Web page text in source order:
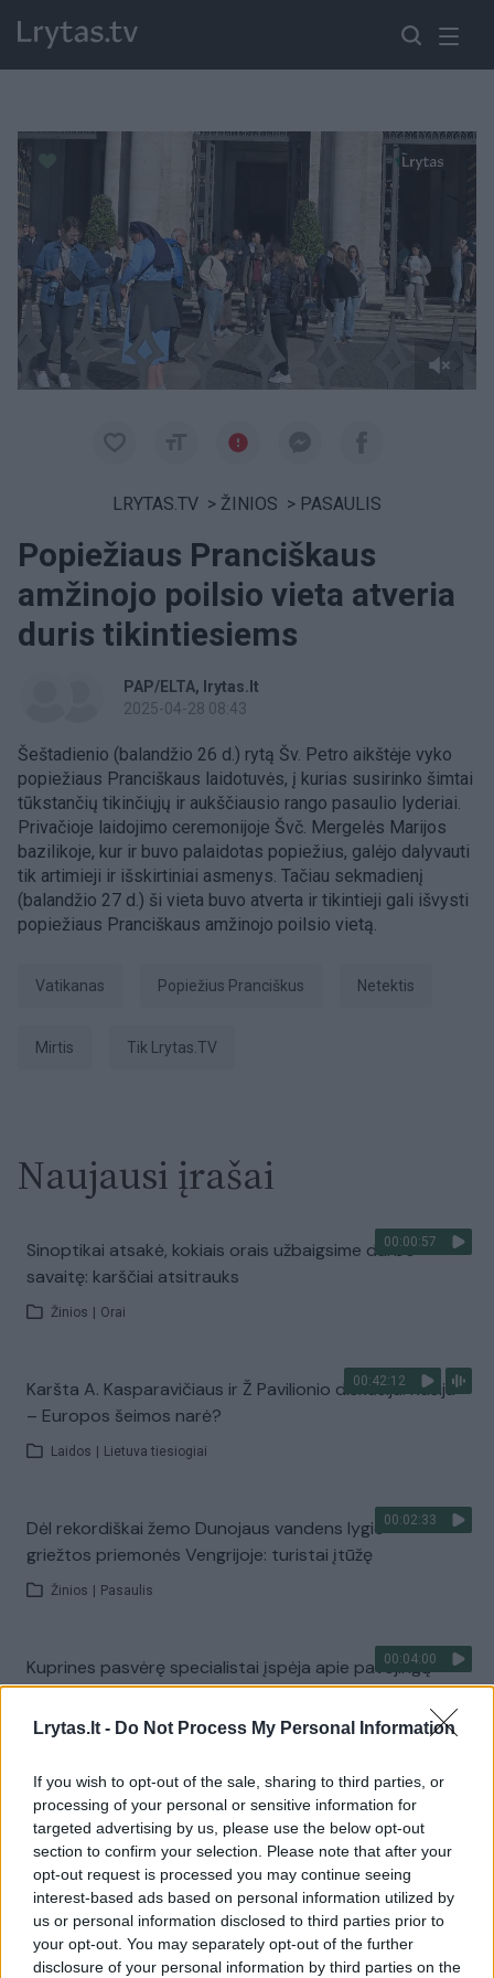
Lrytas.lt - Do Not Process My Personal Information
If you wish to opt-out of the sale, sharing to third parties, or
processing of your personal or sensitive information for
targeted advertising by us, please use the below opt-out
section to confirm your selection. Please note that after your
opt-out request is processed you may continue seeing
interest-based ads based on personal information utilized by
us or personal information disclosed to third parties prior to
your opt-out. You may separately opt-out of the further
disclosure of your personal information by third parties on the
LRYTAS.TV > ŽINIOS > PASAULIS
Popiežiaus Pranciškaus
amžinojo poilsio vieta atveria
duris tikintiesiems
PAP/ELTA
lrytas.lt
2025-04-28 08:43
Šeštadienio (balandžio 26 d.) rytą Šv. Petro aikštėje vyko
popiežiaus Pranciškaus laidotuvės, į kurias susirinko šimtai
tūkstančių tikinčiųjų ir aukščiausio rango pasaulio lyderiai.
Privačioje laidojimo ceremonijoje Švč. Mergelės Marijos
bazilikoje, kur ir buvo palaidotas popiežius, galėjo dalyvauti
tik artimieji ir išskirtiniai asmenys. Tačiau sekmadienį
(balandžio 27 d.) ši vieta buvo atverta ir tikintieji gali išvysti
popiežiaus Pranciškaus amžinojo poilsio vietą.
Vatikanas Popiežius Pranciškus netektis
Mirtis tik Lrytas.TV
Naujausi įrašai
00:00:57
Sinoptikai atsakė, kokiais orais užbaigsime darbo
savaitę: karščiai atsitrauks
Žinios Orai
00:42:12
Karšta A. Kasparavičiaus ir Ž Pavilionio diskusija: Rusija
– Europos šeimos narė?
Laidos Lietuva tiesiogiai
00:02:33
Dėl rekordiškai žemo Dunojaus vandens lygio –
griežtos priemonės Vengrijoje: turistai įtūžę
Žinios Pasaulis
00:04:00
Kuprines pasvėrę specialistai įspėja apie pavojingą
įprotį: tą daro daugiau nei pusė pradinukų
Žinios | Lietuvos diena
Visi įrašai
Žiūrimiausi įrašai